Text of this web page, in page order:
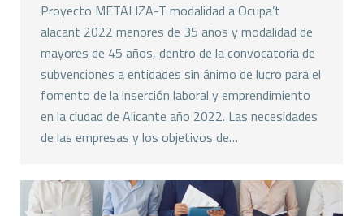
Proyecto METALIZA-T modalidad a Ocupa’t
alacant 2022 menores de 35 años y modalidad de
mayores de 45 años, dentro de la convocatoria de
subvenciones a entidades sin ánimo de lucro para el
fomento de la inserción laboral y emprendimiento
en la ciudad de Alicante año 2022. Las necesidades
de las empresas y los objetivos de…